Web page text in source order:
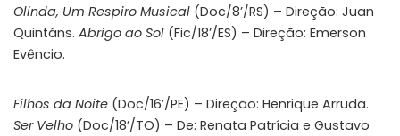
Olinda, Um Respiro Musical (Doc/8’/RS) – Direção: Juan
Quintáns. Abrigo ao Sol (Fic/18’/ES) – Direção: Emerson
Evêncio.
Filhos da Noite (Doc/16’/PE) – Direção: Henrique Arruda.
Ser Velho (Doc/18’/TO) – De: Renata Patrícia e Gustavo